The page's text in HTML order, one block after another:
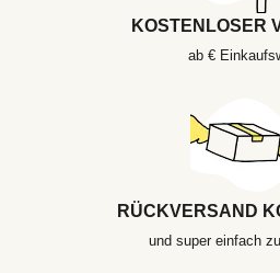
KOSTENLOSER
ab €
RÜCKVERSAND
und super einfach